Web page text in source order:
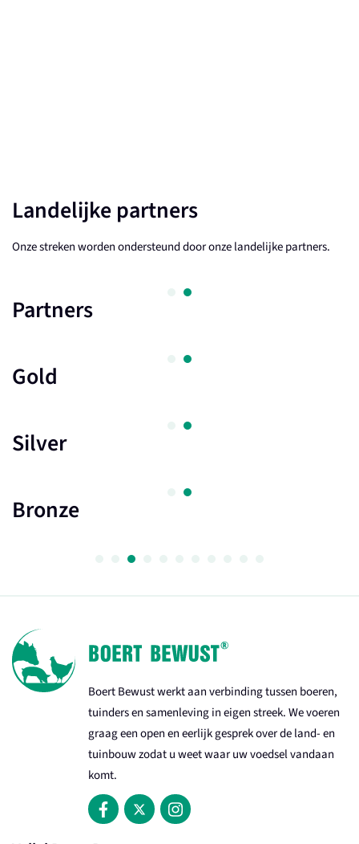
Landelijke partners
Onze streken worden ondersteund door onze landelijke partners.
Partners
Gold
Silver
Bronze
Boert Bewust werkt aan verbinding tussen boeren,
tuinders en samenleving in eigen streek. We voeren
graag een open en eerlijk gesprek over de land- en
tuinbouw zodat u weet waar uw voedsel vandaan
komt.